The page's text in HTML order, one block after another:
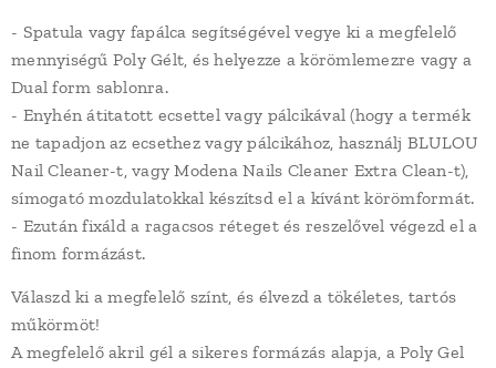
- Spatula vagy fapálca segítségével vegye ki a megfelelő
mennyiségű Poly Gélt, és helyezze a körömlemezre vagy a
Dual form sablonra.
- Enyhén átitatott ecsettel vagy pálcikával (hogy a termék
ne tapadjon az ecsethez vagy pálcikához, használj BLULOU
Nail Cleaner-t, vagy Modena Nails Cleaner Extra Clean-t),
símogató mozdulatokkal készítsd el a kívánt körömformát.
- Ezután fixáld a ragacsos réteget és reszelővel végezd el a
finom formázást.
Válaszd ki a megfelelő színt, és élvezd a tökéletes, tartós
műkörmöt!
A megfelelő akril gél a sikeres formázás alapja, a Poly Gel